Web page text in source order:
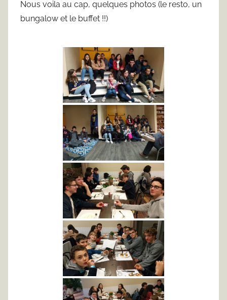
r
e
d
J
u
s
t
Nous voila au cap, quelques photos (le resto, un
bungalow et le buffet !!)